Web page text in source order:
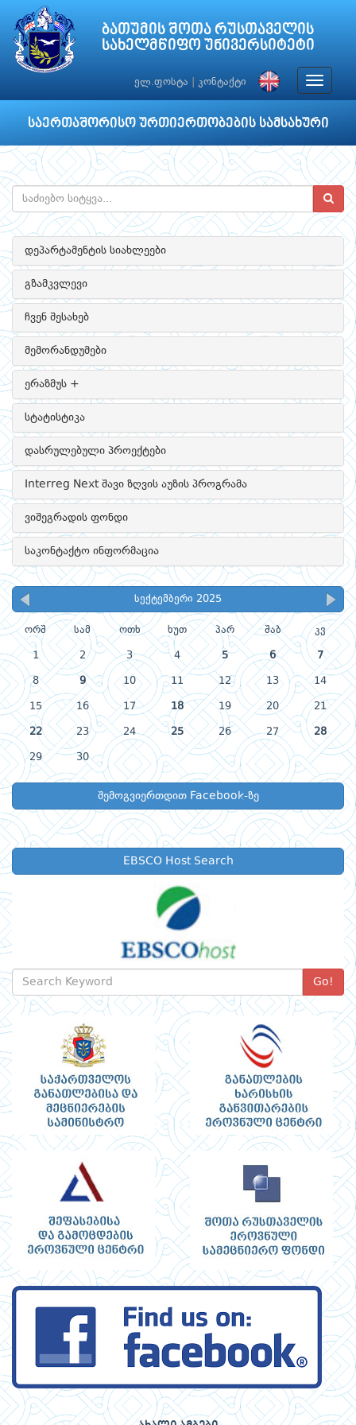
ბათუმის შოთა რუსთაველის
სახელმწიფო უნივერსიტეტი
ელ.ფოსტა კონტაქტი
Toggle
საერთაშორისო ურთიერთობების სამსახური
დეპარტამენტის სიახლეები
გზამკვლევი
ჩვენ შესახებ
მემორანდუმები
ერაზმუს +
სტატისტიკა
დასრულებული პროექტები
Interreg Next შავი ზღვის აუზის პროგრამა
ვიშეგრადის ფონდი
საკონტაქტო ინფორმაცია
სექტემბერი 2025
ორშ სამ ოთხ ხუთ პარ შაბ კვ
1 2 3 4 5 6 7
8 9 10 11 12 13 14
15 16 17 18 19 20 21
22 23 24 25 26 27 28
29 30
შემოგვიერთდით Facebook-ზე
EBSCO Host Search
Go!